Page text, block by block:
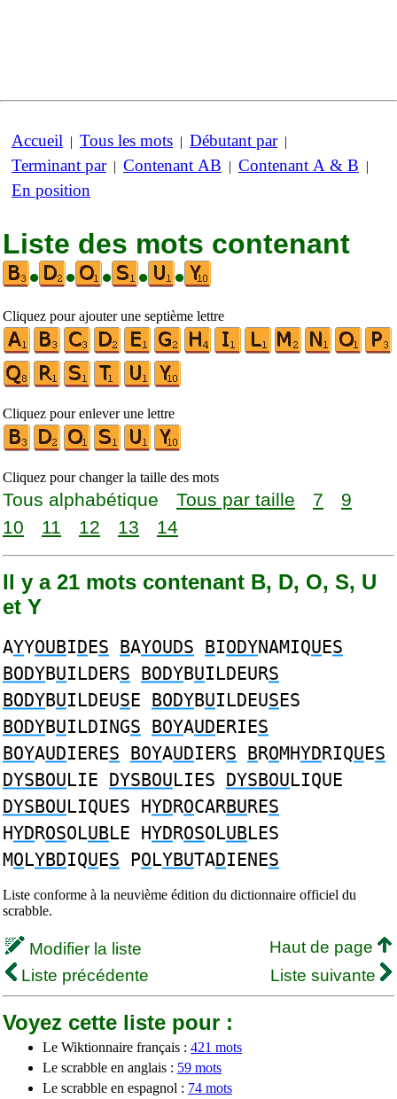
Accueil | Tous les mots | Débutant par|
Terminant par| Contenant AB | Contenant A & B |
En position
Liste des mots contenant
•
• • • •
Cliquez pour ajouter une septième lettre
Cliquez pour enlever une lettre
Cliquez pour changer la taille des mots
Tous alphabétique Tous par taille 7
9
10
11 12 13 14
Il y a 21 mots contenant B, D, O, S, U
et Y
AYYOUBIDES BAYOUDS BIODYNAMIQUES
BODYBUILDERS BODYBUILDEURS
BODYBUILDEUSE BODYBUILDEUSES
BODYBUILDINGS BOYAUDERIES
BOYAUDIERES BOYAUDIERS BROMHYDRIQUES
DYSBOULIE DYSBOULIES DYSBOULIQUE
DYSBOULIQUES HYDROCARBURES
HYDROSOLUBLE HYDROSOLUBLES
MOLYBDIQUES POLYBUTADIENES
Liste conforme à la neuvième édition du dictionnaire officiel du
scrabble.
Modifier la liste
Haut de page
Liste précédente
Liste suivante
Voyez cette liste pour :
Le Wiktionnaire français : 421 mots
Le scrabble en anglais : 59 mots
Le scrabble en espagnol : 74 mots